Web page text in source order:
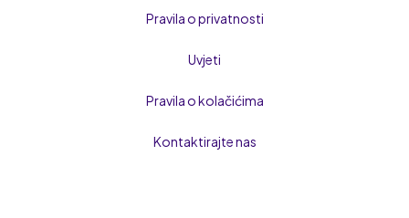
Pravila o privatnosti
Uvjeti
Pravila o kolačićima
Kontaktirajte nas